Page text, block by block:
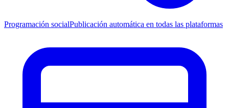
Programación socialPublicación automática en todas las plataformas